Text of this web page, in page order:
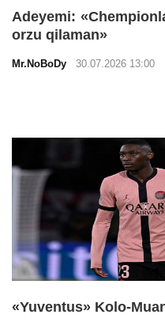
Adeyemi:
orzu qilaman»
Mr.NoBoDy 30.07.2026 13:00
«Yuventus» Kolo-